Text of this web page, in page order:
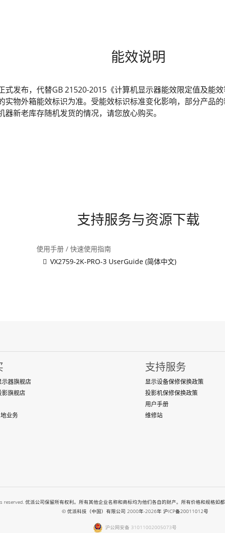
能效说明
发布，代替GB 21520-2015《计算机显示器能效限定值及能
物外箱能效标识为准。受能效标识标准变化影响，部分产品
新老库存随机发货的情况，请您放心购买。
支持服务与资源下载
使用手册 / 快速使用指南
VX2759-2K-PRO-3 UserGuide (简体中文)
示器旗舰店
影旗舰店
业务
支持服务
显示设备保修保换政策
投影机保修保换政策
用户手册
维修站
优派公司保留所有权利。所有其他企业名称和商标均为他们各自的财产。所有价格和规格
© 优派科技（中国）有限公司 2000年-2026年 沪ICP备20011012号
沪公网安备 31011002005073号